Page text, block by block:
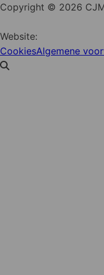
Copyright © 2026
Website:
CookiesAlgemene